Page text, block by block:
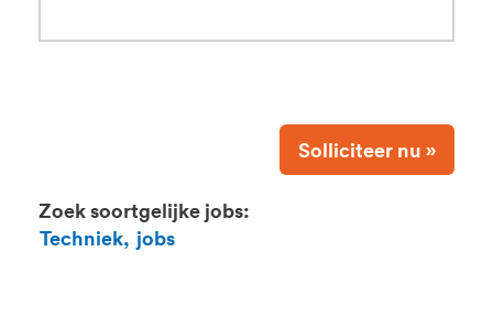
Solliciteer nu »
Zoek soortgelijke jobs:
Techniek, jobs